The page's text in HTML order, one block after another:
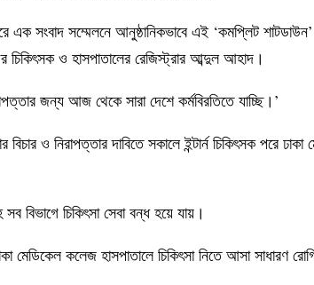
এক সংবাদ সম্মেলনে আনুষ্ঠানিকভাবে এই ‘কমপ্লিট
চিকিৎসক ও হাসপাতালের রেজিস্ট্রার আব্দুল আহাদ।
জন্য আজ থেকে সারা দেশে কর্মবিরতিতে যাচ্ছি।’
ও নিরাপত্তার দাবিতে সকালে ইন্টার্ন চিকিৎসক পরে
বিভাগে চিকিৎসা সেবা বন্ধ হয়ে যায়।
মেডিকেল কলেজ হাসপাতালে চিকিৎসা নিতে আসা সাধারণ